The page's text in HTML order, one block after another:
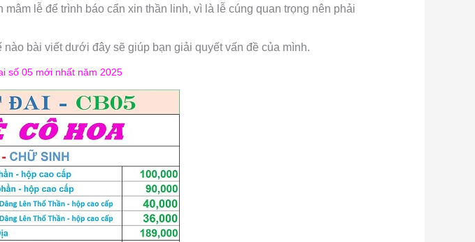
lễ để trình báo cẩn xin thần linh, vì là lễ cúng quan trọng nên phải
nào bài viết dưới đây sẽ giúp bạn giải quyết vấn đề của mình.
số 05 mới nhất năm 2025